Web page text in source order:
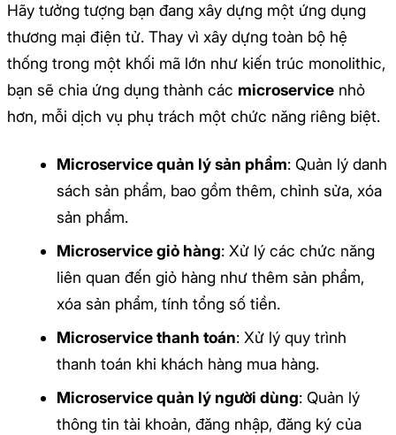
Hãy tưởng tượng bạn đang xây dựng một ứng dụng
thương mại điện tử. Thay vì xây dựng toàn bộ hệ
thống trong một khối mã lớn như kiến trúc monolithic,
bạn sẽ chia ứng dụng thành các microservice nhỏ
hơn, mỗi dịch vụ phụ trách một chức năng riêng biệt.
Microservice quản lý sản phẩm: Quản lý danh
sách sản phẩm, bao gồm thêm, chỉnh sửa, xóa
sản phẩm.
Microservice giỏ hàng: Xử lý các chức năng
liên quan đến giỏ hàng như thêm sản phẩm,
xóa sản phẩm, tính tổng số tiền.
Microservice thanh toán: Xử lý quy trình
thanh toán khi khách hàng mua hàng.
Microservice quản lý người dùng: Quản lý
thông tin tài khoản, đăng nhập, đăng ký của